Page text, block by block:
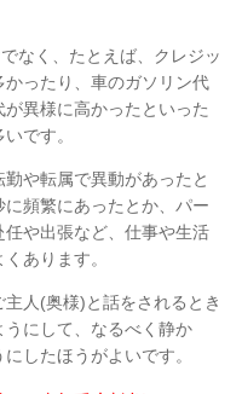
なく、 たとえば、クレジッ
ったり、 車のガソリン代
が異様に高かったといった
です。
や転属で異動があったと
頻繁にあったとか、 パー
任や出張など、仕事や生活
あります。
人(奥様)と話をされるとき
にして、 なるべく静か
したほうがよいです。